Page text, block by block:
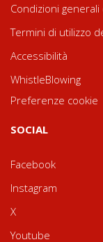
Condizioni
Termini di utilizzo
Accessibilità
WhistleBlowing
Preferenze cookie
SOCIAL
Facebook
Instagram
X
Youtube